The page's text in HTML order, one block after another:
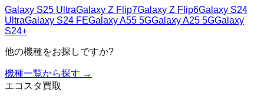
Galaxy S25 UltraGalaxy Z Flip7Galaxy Z Flip6Galaxy S24
UltraGalaxy S24 FEGalaxy A55 5GGalaxy A25 5GGalaxy
S24+
他の機種をお探しですか?
機種一覧から探す →
エコスタ買取